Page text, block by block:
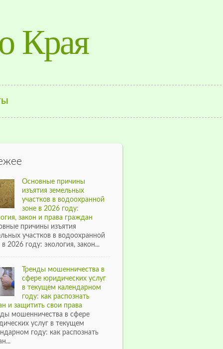
Края
Основные причины
изъятия земельных
участков в водоохранной
зоне в 2026 году:
закон и права граждан
причины изъятия
участков в водоохранной
в 2026 году: экология, закон...
Тренды мошенничества в
сфере юридических услуг
в текущем календарном
году: как распознать
и защитить свои права
мошенничества в сфере
услуг в текущем
году: как распознать